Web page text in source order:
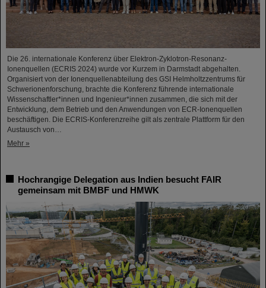
Die 26. internationale Konferenz über Elektron-Zyklotron-Resonanz-
Ionenquellen (ECRIS 2024) wurde vor Kurzem in Darmstadt abgehalten.
Organisiert von der Ionenquellenabteilung des GSI Helmholtzzentrums für
Schwerionenforschung, brachte die Konferenz führende internationale
Wissenschaftler*innen und Ingenieur*innen zusammen, die sich mit der
Entwicklung, dem Betrieb und den Anwendungen von ECR-Ionenquellen
beschäftigen. Die ECRIS-Konferenzreihe gilt als zentrale Plattform für den
Austausch von…
Mehr »
Hochrangige Delegation aus Indien besucht FAIR
gemeinsam mit BMBF und HMWK